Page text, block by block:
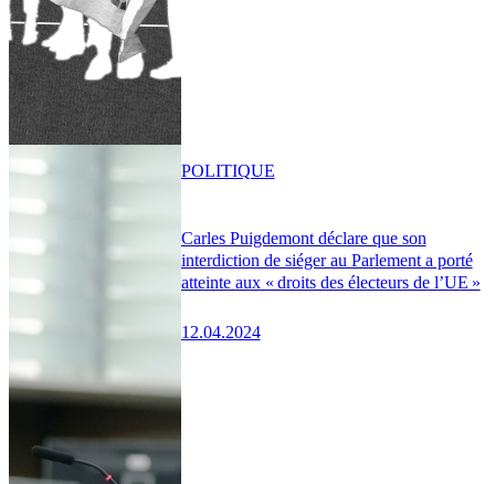
Carles Puigdemont déclare que son
interdiction de siéger au Parlement a porté
atteinte aux « droits des électeurs de l’UE »
12.04.2024
POLITIQUE